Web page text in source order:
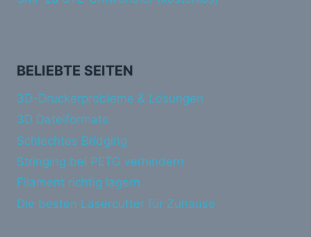
BELIEBTE SEITEN
3D-Druckerprobleme & Lösungen
3D Dateiformate
Schlechtes Bridging
Stringing bei PETG verhindern
Filament richtig lagern
Die besten Lasercutter für Zuhause